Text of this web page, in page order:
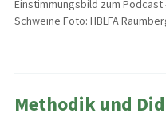
Einstimmungsbild zum
Schweine Foto: HBLFA
Methodik und